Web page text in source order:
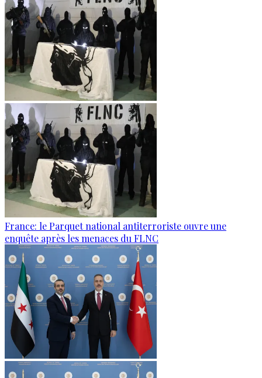
France: le Parquet national antiterroriste ouvre une
enquête après les menaces du FLNC